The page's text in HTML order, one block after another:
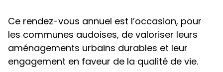
Ce rendez-vous annuel est l’occasion, pour
les communes audoises, de valoriser leurs
aménagements urbains durables et leur
engagement en faveur de la qualité de vie.